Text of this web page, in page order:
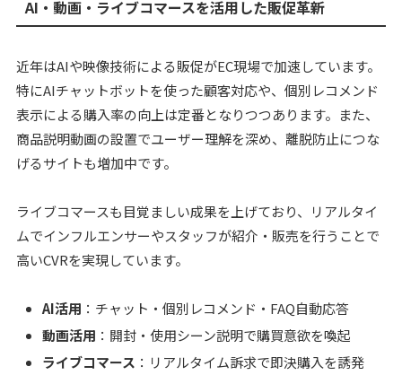
AI・動画・ライブコマースを活用した販促革新
近年はAIや映像技術による販促がEC現場で加速しています。
特にAIチャットボットを使った顧客対応や、個別レコメンド
表示による購入率の向上は定番となりつつあります。また、
商品説明動画の設置でユーザー理解を深め、離脱防止につな
げるサイトも増加中です。
ライブコマースも目覚ましい成果を上げており、リアルタイ
ムでインフルエンサーやスタッフが紹介・販売を行うことで
高いCVRを実現しています。
AI活用 ：チャット・個別レコメンド・FAQ自動応答
動画活用 ：開封・使用シーン説明で購買意欲を喚起
ライブコマース ：リアルタイム訴求で即決購入を誘発